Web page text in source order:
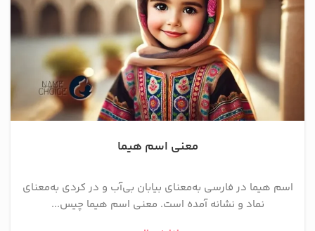
معنی اسم هیما
اسم هیما در فارسی به‌معنای بیابان بی‌آب و در کردی به‌معنای
نماد و نشانه آمده است. معنی اسم هیما چیس...